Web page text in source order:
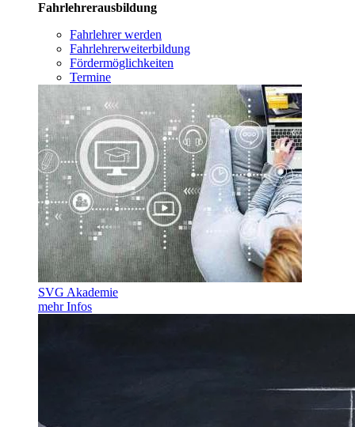
Fahrlehrerausbildung
Fahrlehrer werden
Fahrlehrerweiterbildung
Fördermöglichkeiten
Termine
SVG Akademie
mehr Infos